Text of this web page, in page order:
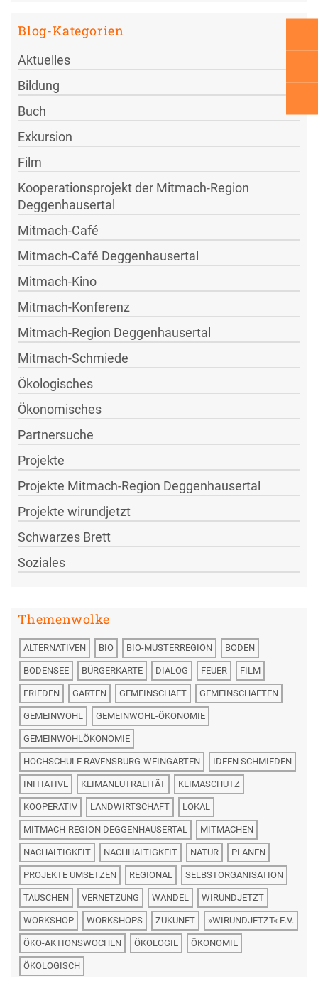
Blog-Kategorien
Aktuelles
Bildung
Buch
Exkursion
Film
Kooperationsprojekt der Mitmach-Region
Deggenhausertal
Mitmach-Café
Mitmach-Café Deggenhausertal
Mitmach-Kino
Mitmach-Konferenz
Mitmach-Region Deggenhausertal
Mitmach-Schmiede
Ökologisches
Ökonomisches
Partnersuche
Projekte
Projekte Mitmach-Region Deggenhausertal
Projekte wirundjetzt
Schwarzes Brett
Soziales
Themenwolke
ALTERNATIVEN BIO BIO-MUSTERREGION BODEN
BODENSEE BÜRGERKARTE DIALOG FEUER FILM
FRIEDEN GARTEN GEMEINSCHAFT GEMEINSCHAFTEN
GEMEINWOHL GEMEINWOHL-ÖKONOMIE
GEMEINWOHLÖKONOMIE
HOCHSCHULE RAVENSBURG-WEINGARTEN IDEEN SCHMIEDEN
INITIATIVE KLIMANEUTRALITÄT KLIMASCHUTZ
KOOPERATIV LANDWIRTSCHAFT LOKAL
MITMACH-REGION DEGGENHAUSERTAL MITMACHEN
NACHALTIGKEIT NACHHALTIGKEIT NATUR PLANEN
PROJEKTE UMSETZEN REGIONAL SELBSTORGANISATION
TAUSCHEN VERNETZUNG WANDEL WIRUNDJETZT
WORKSHOP WORKSHOPS ZUKUNFT »WIRUNDJETZT« E.V.
ÖKO-AKTIONSWOCHEN ÖKOLOGIE ÖKONOMIE
ÖKOLOGISCH